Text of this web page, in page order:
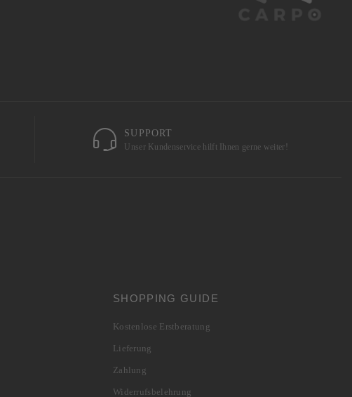
SUPPORT
Unser Kundenservice hilft Ihnen gerne weiter!
SHOPPING GUIDE
Kostenlose Erstberatung
Lieferung
Zahlung
Widerrufsbelehrung